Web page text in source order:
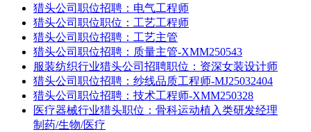
猎头公司职位招聘：电气工程师
猎头公司职位职位：工艺工程师
猎头公司职位招聘：工艺主管
猎头公司职位招聘：质量主管-XMM250543
服装纺织行业猎头公司招聘职位：资深女装设计师
猎头公司职位招聘：纱线品质工程师-MJ25032404
猎头公司职位招聘：技术工程师-XMM250328
医疗器械行业猎头职位：骨科运动植入类研发经理
制药/生物/医疗